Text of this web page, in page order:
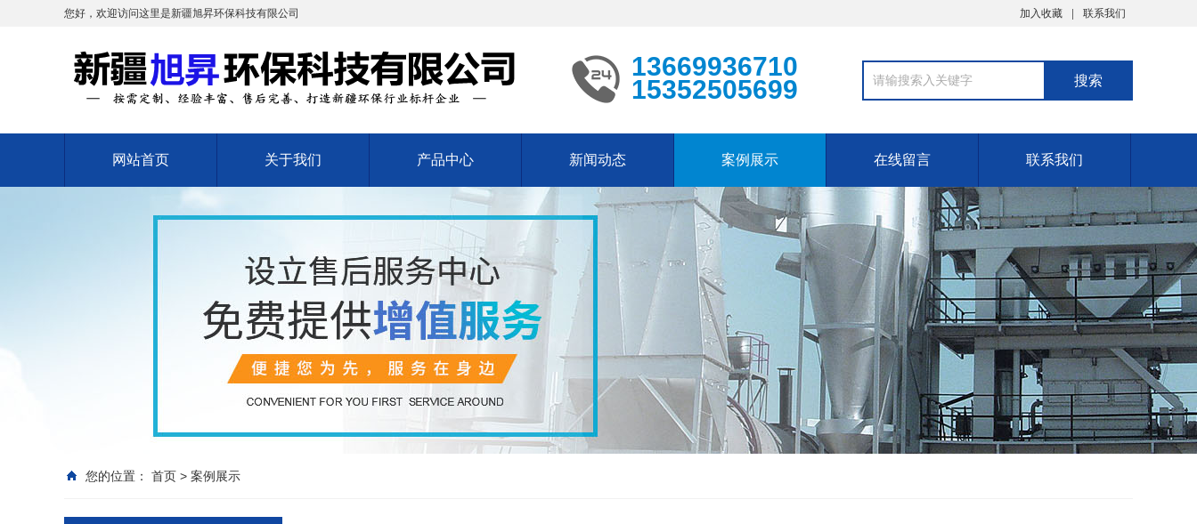
您好，欢迎访问这里是新疆旭昇环保科技有限公司 加入收藏 联系我们
13669936710
15352505699
网站首页 关于我们 产品中心 新闻动态 案例展示 在线留言 联系我们
您的位置： 首页 > 案例展示